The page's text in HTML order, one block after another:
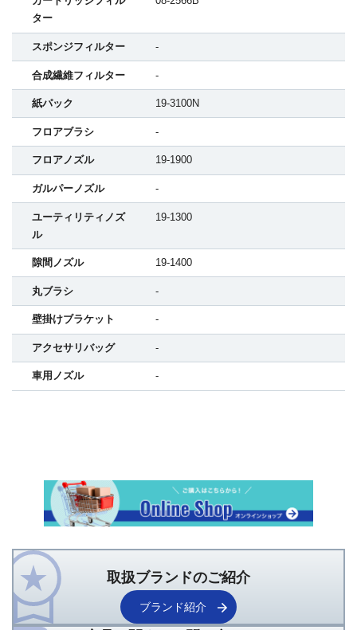
ター
スポンジフィルター -
合成繊維フィルター -
紙パック 19-3100N
フロアブラシ -
フロアノズル 19-1900
ガルパーノズル -
ユーティリティノズ
ル
19-1300
隙間ノズル 19-1400
丸ブラシ -
壁掛けブラケット -
アクセサリバッグ -
車用ノズル -
取扱ブランドのご紹介
ブランド紹介